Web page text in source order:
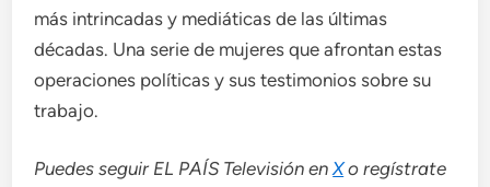
más intrincadas y mediáticas de las últimas
décadas. Una serie de mujeres que afrontan estas
operaciones políticas y sus testimonios sobre su
trabajo.
Puedes seguir EL PAÍS Televisión enXo regístrate